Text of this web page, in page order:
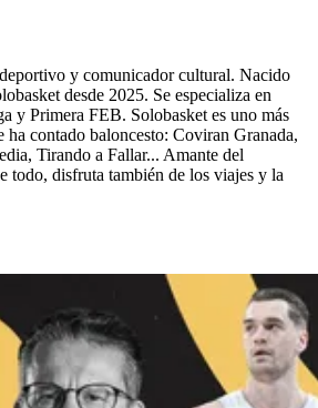
y comunicador cultural. Nacido
desde 2025. Se especializa en
y Primera FEB. Solobasket es uno más
ha contado baloncesto: Coviran Granada,
Tirando a Fallar... Amante del
todo, disfruta también de los viajes y la